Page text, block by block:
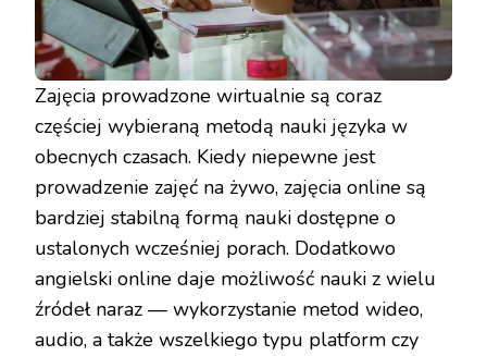
Zajęcia prowadzone wirtualnie są coraz
częściej wybieraną metodą nauki języka w
obecnych czasach. Kiedy niepewne jest
prowadzenie zajęć na żywo, zajęcia online są
bardziej stabilną formą nauki dostępne o
ustalonych wcześniej porach. Dodatkowo
angielski online daje możliwość nauki z wielu
źródeł naraz — wykorzystanie metod wideo,
audio, a także wszelkiego typu platform czy